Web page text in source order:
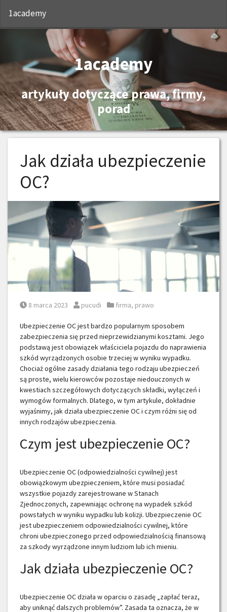
1academy
1academy
artykuły dotyczące prawa, firmy,
porad
Jak działa ubezpieczenie
OC?
Posted on
8 marca 2023 Posted by
pucudi Posted in
firma, prawo
Ubezpieczenie OC jest bardzo popularnym sposobem
zabezpieczenia się przed nieprzewidzianymi kosztami. Jego
podstawą jest obowiązek właściciela pojazdu do naprawienia
szkód wyrządzonych osobie trzeciej w wyniku wypadku.
Chociaż ogólne zasady działania tego rodzaju ubezpieczeń
są proste, wielu kierowców pozostaje niedouczonych w
kwestiach szczegółowych dotyczących składki, wyłączeń i
wymogów formalnych. Dlatego, w tym artykule, dokładnie
wyjaśnimy, jak działa ubezpieczenie OC i czym różni się od
innych rodzajów ubezpieczenia.
Czym jest ubezpieczenie OC?
Ubezpieczenie OC (odpowiedzialności cywilnej) jest
obowiązkowym ubezpieczeniem, które musi posiadać
wszystkie pojazdy zarejestrowane w Stanach
Zjednoczonych, zapewniając ochronę na wypadek szkód
powstałych w wyniku wypadku lub kolizji. Ubezpieczenie OC
jest ubezpieczeniem odpowiedzialności cywilnej, które
chroni ubezpieczonego przed odpowiedzialnością finansową
za szkody wyrządzone innym ludziom lub ich mieniu.
Jak działa ubezpieczenie OC?
Ubezpieczenie OC działa w oparciu o zasadę „zapłać teraz,
aby uniknąć dalszych problemów”. Zasada ta oznacza, że w